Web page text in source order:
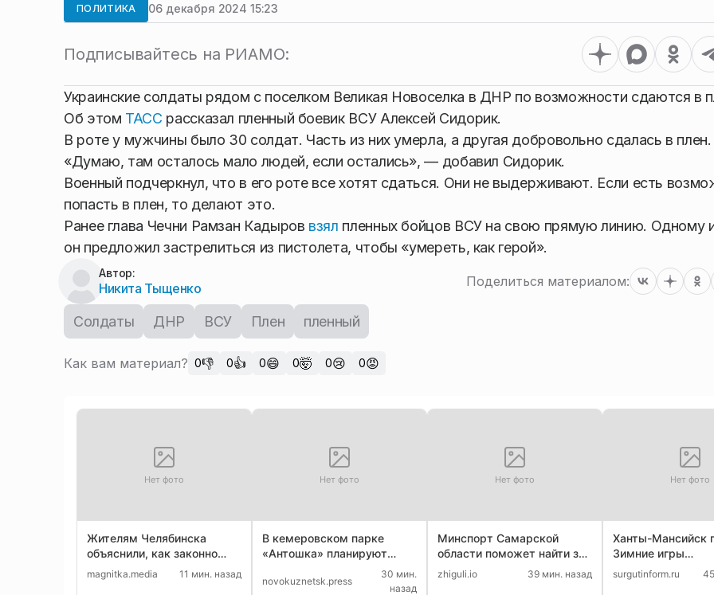
ПОЛИТИКА 06 декабря 2024 15:23
Подписывайтесь на РИАМО:
Украинские солдаты рядом с поселком Великая Новоселка в ДНР по возможности сдаются в
Об этом ТАСС рассказал пленный боевик ВСУ Алексей Сидорик.
В роте у мужчины было 30 солдат. Часть из них умерла, а другая добровольно сдалась в плен.
«Думаю, там осталось мало людей, если остались», — добавил Сидорик.
Военный подчеркнул, что в его роте все хотят сдаться. Они не выдерживают. Если есть
попасть в плен, то делают это.
Ранее глава Чечни Рамзан Кадыров взял пленных бойцов ВСУ на свою прямую линию. Одному
он предложил застрелиться из пистолета, чтобы «умереть, как герой».
Автор:
Никита Тыщенко Поделиться материалом:
Солдаты ДНР ВСУ Плен пленный
Как вам материал? 0👎 0👍 0😄 0🤯 0😢 0😡
Нет фото
Жителям Челябинска
объяснили, как законно
сделать парковку во дворе
magnitka.media 11 мин. назад
Нет фото
В кемеровском парке
«Антошка» планируют
убрать аварийные деревья
novokuznetsk.press
30 мин.
назад
Нет фото
Минспорт Самарской
области поможет найти зал
для батутистов
zhiguli.io 39 мин. назад
Нет фото
Ханты-Мансийск
Зимние игры
паралимпийцев в
surgutinform.ru